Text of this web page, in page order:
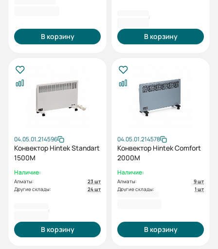
В корзину В корзину
04.05.01.214596
Конвектор Hintek Standart
1500M
Наличие:
Алматы:
23 шт
Другие склады:
24 шт
В корзину
04.05.01.214578
Конвектор Hintek Comfort
2000M
Наличие:
Алматы:
9 шт
Другие склады:
1 шт
В корзину